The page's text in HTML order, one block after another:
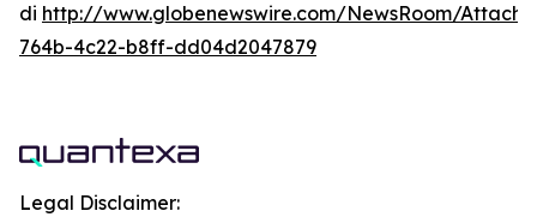
di http://www.globenewswire.com/NewsRoom/
764b-4c22-b8ff-dd04d2047879
Legal Disclaimer: